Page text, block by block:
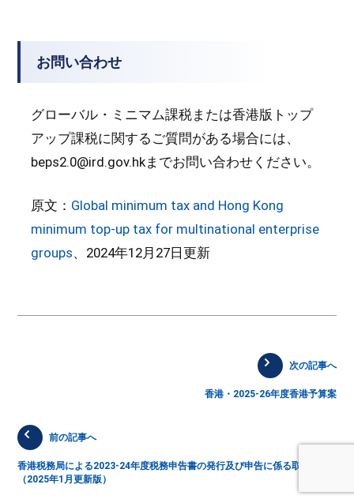
お問い合わせ
グローバル・ミニマム課税または香港版トップ
アップ課税に関するご質問がある場合には、
beps2.0@ird.gov.hkまでお問い合わせください。
原文： Global minimum tax and Hong Kong
minimum top-up tax for multinational enterprise
groups、2024年12月27日更新
次の記事へ
香港・2025-26年度香港予算案
前の記事へ
香港税務局による2023-24年度税務申告書の発行及び申告に係る取決め
（2025年1月更新版）